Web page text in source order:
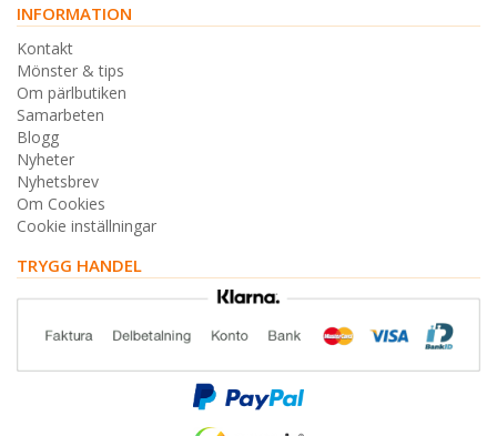
INFORMATION
Kontakt
Mönster & tips
Om pärlbutiken
Samarbeten
Blogg
Nyheter
Nyhetsbrev
Om Cookies
Cookie inställningar
TRYGG HANDEL